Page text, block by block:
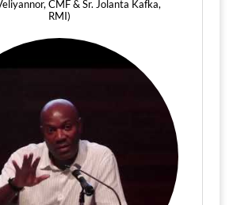
CMF & Sr. Jolanta Kafka,
RMI)